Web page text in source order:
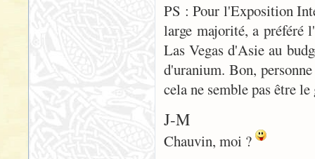
PS : Pour l'Exposition
large majorité, a préféré
Las Vegas d'Asie au
d'uranium. Bon,
cela ne semble pas être
J-M
Chauvin, moi ?